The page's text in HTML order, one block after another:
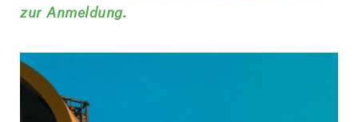
zur Anmeldung.